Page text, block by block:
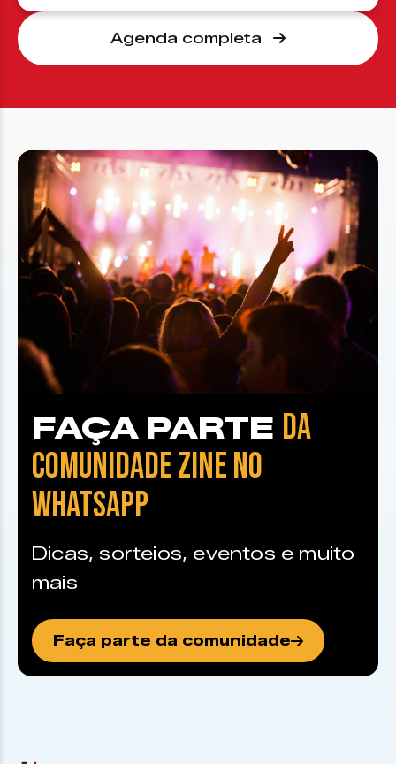
Agenda completa
FAÇA PARTE DA
COMUNIDADE ZINE NO
WHATSAPP
Dicas, sorteios, eventos e muito
mais
Faça parte da comunidade